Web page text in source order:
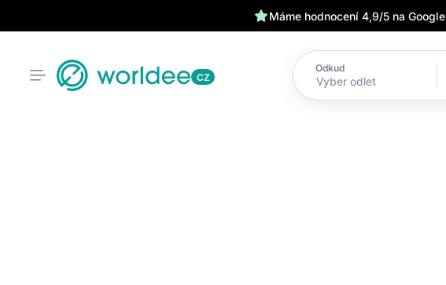
Máme hodnocení 4,9/5 na Google
CZ
Odkud